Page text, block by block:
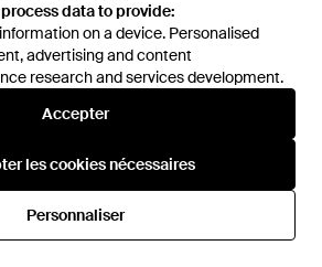
data to provide:
on a device. Personalised
advertising and content
research and services development.
Accepter
les cookies nécessaires
Personnaliser
data to provide:
on a device. Personalised
advertising and content
research and services development.
Accepter
les cookies nécessaires
Personnaliser
CafeNoir
De